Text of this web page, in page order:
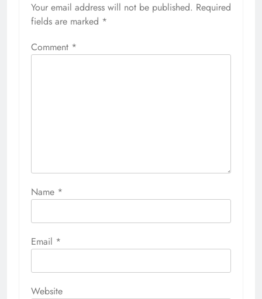
Your email address will not be published. Required
fields are marked *
Comment *
Name *
Email *
Website